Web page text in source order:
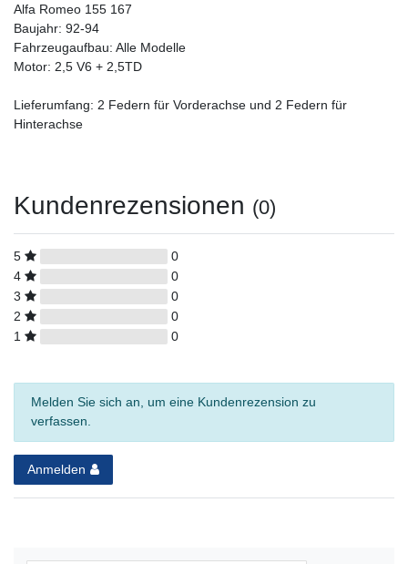
Alfa Romeo 155 167
Baujahr: 92-94
Fahrzeugaufbau: Alle Modelle
Motor: 2,5 V6 + 2,5TD
Lieferumfang: 2 Federn für Vorderachse und 2 Federn für
Hinterachse
Kundenrezensionen (0)
5
0
4
0
3
0
2
0
1
0
Melden Sie sich an, um eine Kundenrezension zu
verfassen.
Anmelden